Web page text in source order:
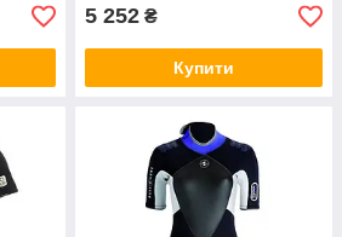
5 252 ₴
Купити